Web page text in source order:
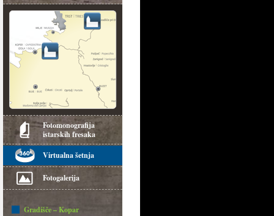
Fotomonografija
istarskih fresaka
Virtualna šetnja
Fotogalerija
Gradišče – Kopar